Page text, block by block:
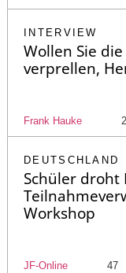
INTERVIEW
Wollen Sie
verprellen,
Frank Hauke
DEUTSCHLAND
Schüler droht
Workshop
JF-Online 47